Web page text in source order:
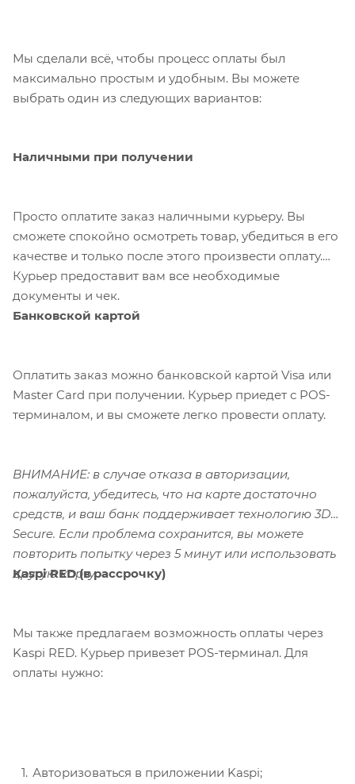
Мы сделали всё, чтобы процесс оплаты был
максимально простым и удобным. Вы можете
выбрать один из следующих вариантов:
Наличными при получении
Просто оплатите заказ наличными курьеру. Вы
сможете спокойно осмотреть товар, убедиться в его
качестве и только после этого произвести оплату.
Курьер предоставит вам все необходимые
документы и чек.
Банковской картой
Оплатить заказ можно банковской картой Visa или
Master Card при получении. Курьер приедет с POS-
терминалом, и вы сможете легко провести оплату.
ВНИМАНИЕ: в случае отказа в авторизации,
пожалуйста, убедитесь, что на карте достаточно
средств, и ваш банк поддерживает технологию 3D-
Secure. Если проблема сохранится, вы можете
повторить попытку через 5 минут или использовать
другую карту.
Kaspi RED (в рассрочку)
Мы также предлагаем возможность оплаты через
Kaspi RED. Курьер привезет POS-терминал. Для
оплаты нужно:
Авторизоваться в приложении Kaspi;